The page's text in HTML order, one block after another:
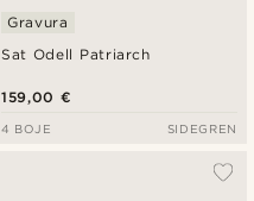
Sat Odell Patriarch
Gravura
159,00 €
4 BOJE SIDEGREN